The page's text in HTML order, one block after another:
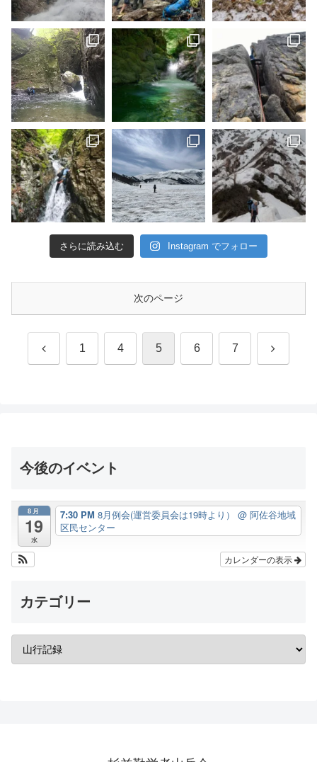
さらに読み込む Instagram でフォロー
次のページ
前 1 4 5 6 7 次
今後のイベント
8月
19
水
7:30 PM 8月例会(運営委員会は19時より） @ 阿佐谷地域
区民センター
カレンダーの表示
カテゴリー